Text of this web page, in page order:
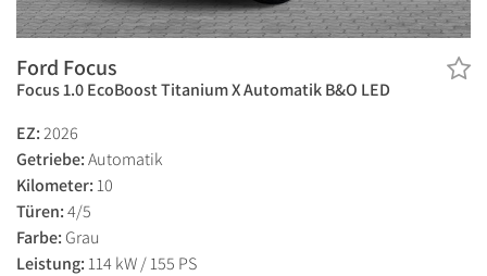
Ford Focus
Focus 1.0 EcoBoost Titanium X Automatik B&O LED
EZ:2026
Getriebe:Automatik
Kilometer: 10
Türen:4/5
Farbe: Grau
Leistung: 114 kW / 155 PS